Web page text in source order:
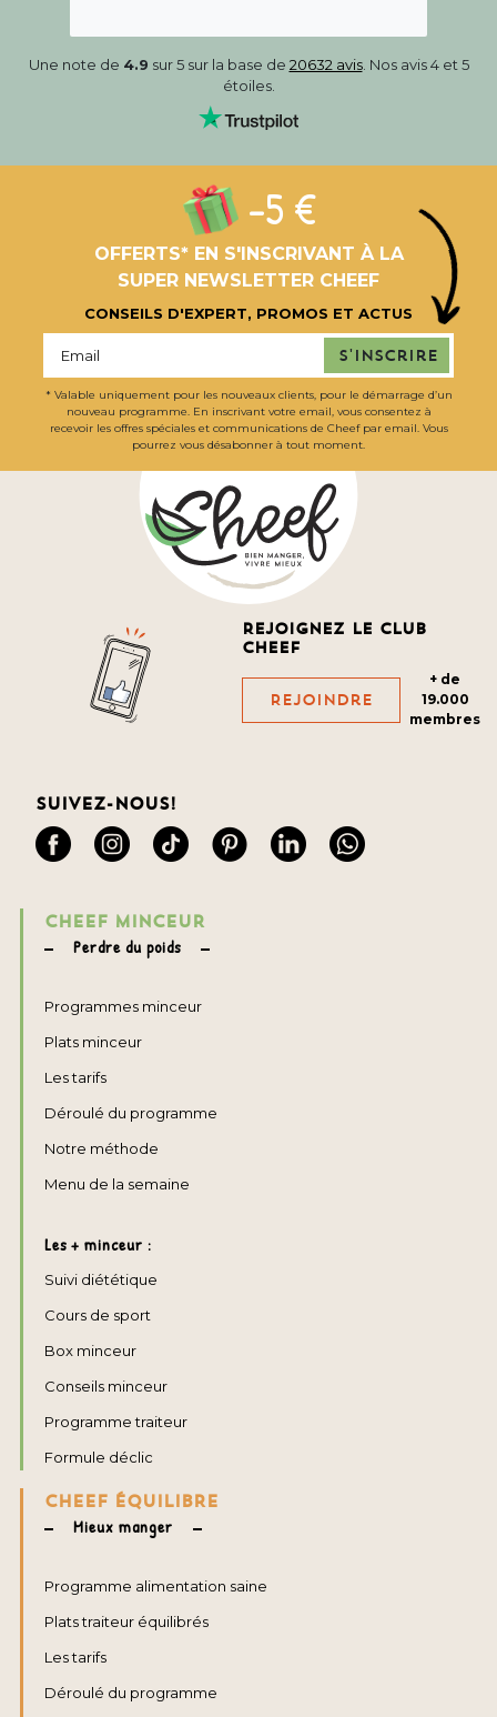
Une note de 4.9 sur 5 sur la base de 20632 avis. Nos avis 4 et 5
étoiles.
-5 €
OFFERTS* EN S'INSCRIVANT À LA
SUPER NEWSLETTER CHEEF
CONSEILS D'EXPERT, PROMOS ET ACTUS
S'inscrire
* Valable uniquement pour les nouveaux clients, pour le démarrage d’un
nouveau programme. En inscrivant votre email, vous consentez à
recevoir les offres spéciales et communications de Cheef par email. Vous
pourrez vous désabonner à tout moment.
Rejoignez le club
cheef
Rejoindre
+ de
19.000
membres
Suivez-nous!
CHEEF MINCEUR
Perdre du poids
Programmes minceur
Plats minceur
Les tarifs
Déroulé du programme
Notre méthode
Menu de la semaine
Les + minceur :
Suivi diététique
Cours de sport
Box minceur
Conseils minceur
Programme traiteur
Formule déclic
CHEEF ÉQUILIBRE
Mieux manger
Programme alimentation saine
Plats traiteur équilibrés
Les tarifs
Déroulé du programme